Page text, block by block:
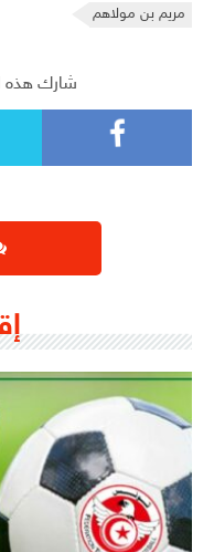
مريم بن مولاهم
شارك هذه